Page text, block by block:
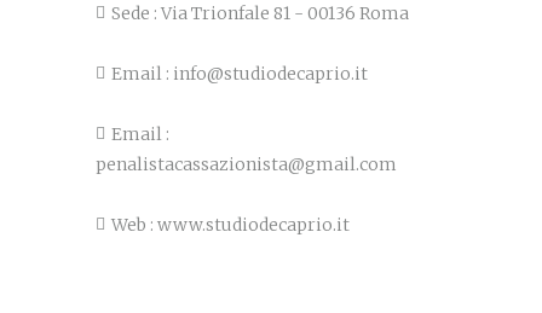
Sede : Via Trionfale 81 - 00136 Roma
Email : info@studiodecaprio.it
Email :
penalistacassazionista@gmail.com
Web : www.studiodecaprio.it